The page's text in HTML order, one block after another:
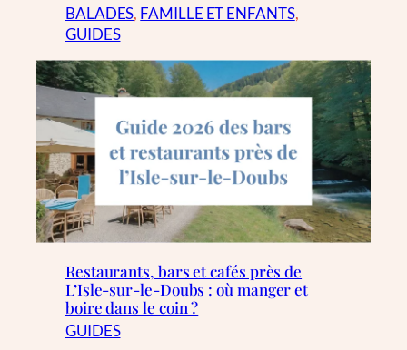
BALADES, FAMILLE ET ENFANTS
GUIDES
Restaurants, bars et cafés près de
L’Isle-sur-le-Doubs : où manger et
boire dans le coin ?
GUIDES